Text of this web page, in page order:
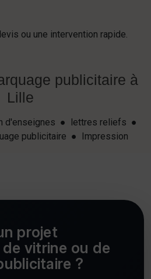
ou une intervention rapide.
publicitaire à
Lille
d'enseignes ● lettres reliefs ●
publicitaire ● Impression
projet
de vitrine ou de
?